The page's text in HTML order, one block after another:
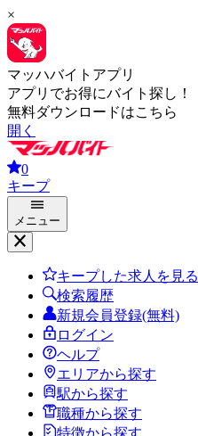
×
マッハバイトアプリ
アプリでお得にバイト探し！
無料ダウンロードはこちら
開く
0
キープ
メニュー
キープした求人を見る
検索履歴
新規会員登録(無料)
ログイン
ヘルプ
エリアから探す
駅から探す
職種から探す
特徴から探す